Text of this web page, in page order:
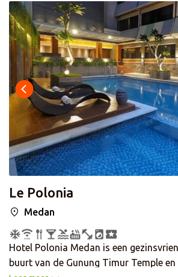
Le Polonia
Medan
Hotel Polonia Medan is een
buurt van de Gunung Timur Temple en